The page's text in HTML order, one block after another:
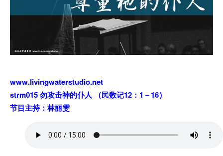
www.livingwaterstudio.net
strm015 勿攻击神的仆人 （民数记12：1－16）
节目主持：林丽雯